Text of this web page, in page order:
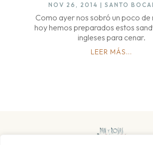
NOV 26, 2014 |SANTO
Como ayer nos sobró un poco
hoy hemos preparados estos
ingleses para cenar.
LEER MÁS...